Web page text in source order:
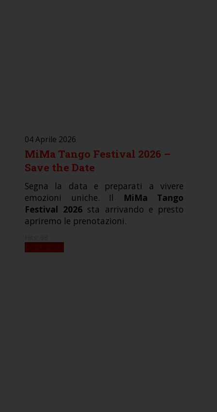
04 Aprile 2026
MiMa Tango Festival 2026 –
Save the Date
Segna la data e preparati a vivere
emozioni uniche. Il
MiMa Tango
Festival 2026 sta arrivando e presto
apriremo le prenotazioni.